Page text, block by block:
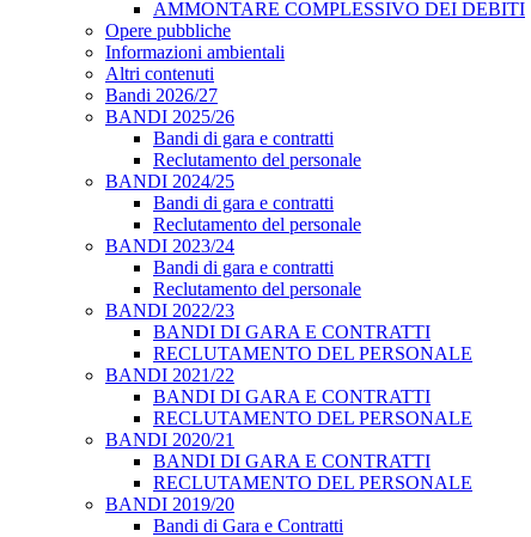
AMMONTARE COMPLESSIVO DEI DEBITI
Opere pubbliche
Informazioni ambientali
Altri contenuti
Bandi 2026/27
BANDI 2025/26
Bandi di gara e contratti
Reclutamento del personale
BANDI 2024/25
Bandi di gara e contratti
Reclutamento del personale
BANDI 2023/24
Bandi di gara e contratti
Reclutamento del personale
BANDI 2022/23
BANDI DI GARA E CONTRATTI
RECLUTAMENTO DEL PERSONALE
BANDI 2021/22
BANDI DI GARA E CONTRATTI
RECLUTAMENTO DEL PERSONALE
BANDI 2020/21
BANDI DI GARA E CONTRATTI
RECLUTAMENTO DEL PERSONALE
BANDI 2019/20
Bandi di Gara e Contratti